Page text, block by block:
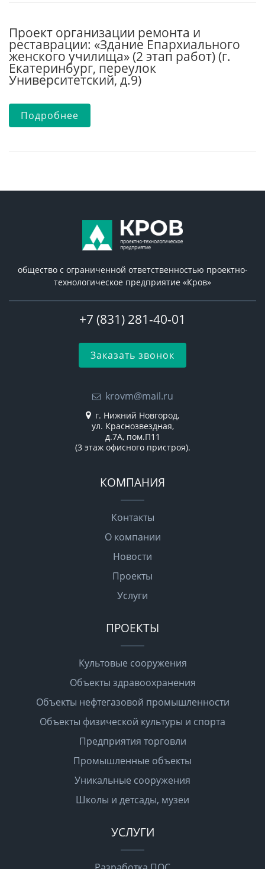
Проект организации ремонта и
реставрации: «Здание Епархиального
женского училища» (2 этап работ) (г.
Екатеринбург, переулок
Университетский, д.9)
Подробнее
общество с ограниченной ответственностью проектно-
технологическое предприятие «Кров»
+7 (831) 281-40-01
Заказать звонок
krovm@mail.ru
г. Нижний Новгород,
ул. Краснозвездная,
д.7А, пом.П11
(3 этаж офисного пристроя).
КОМПАНИЯ
Контакты
О компании
Новости
Проекты
Услуги
ПРОЕКТЫ
Культовые сооружения
Объекты здравоохранения
Объекты нефтегазовой промышленности
Объекты физической культуры и спорта
Предприятия торговли
Промышленные объекты
Уникальные сооружения
Школы и детсады, музеи
УСЛУГИ